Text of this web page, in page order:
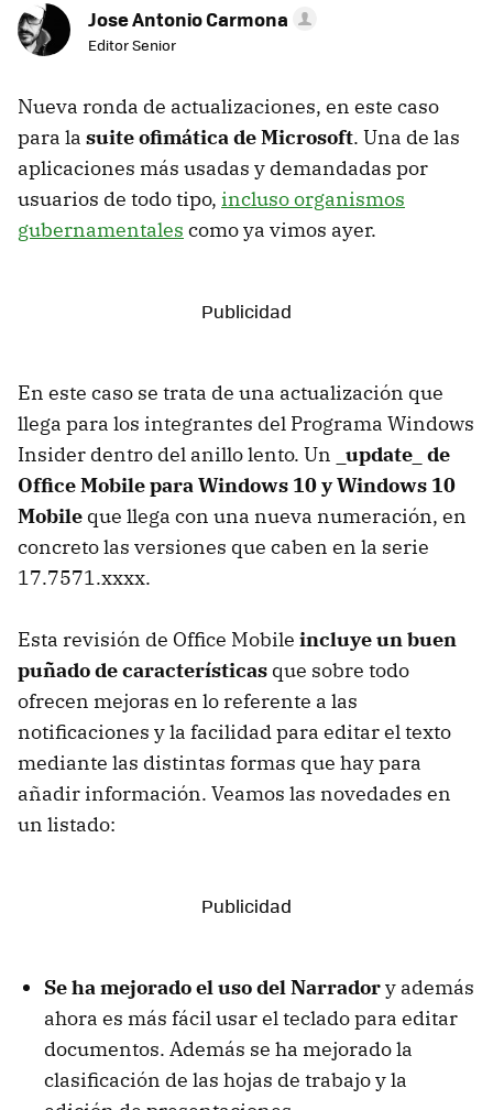
Jose Antonio Carmona
Editor Senior
Nueva ronda de actualizaciones, en este caso
para la suite ofimática de Microsoft. Una de las
aplicaciones más usadas y demandadas por
usuarios de todo tipo, incluso organismos
gubernamentales como ya vimos ayer.
En este caso se trata de una actualización que
llega para los integrantes del Programa Windows
Insider dentro del anillo lento. Un
_update_ de
Office Mobile para Windows 10 y Windows 10
Mobile que llega con una nueva numeración, en
concreto las versiones que caben en la serie
17.7571.xxxx.
Esta revisión de Office Mobile incluye un buen
puñado de características que sobre todo
ofrecen mejoras en lo referente a las
notificaciones y la facilidad para editar el texto
mediante las distintas formas que hay para
añadir información. Veamos las novedades en
un listado:
Se ha mejorado el uso del Narradory además
ahora es más fácil usar el teclado para editar
documentos. Además se ha mejorado la
clasificación de las hojas de trabajo y la